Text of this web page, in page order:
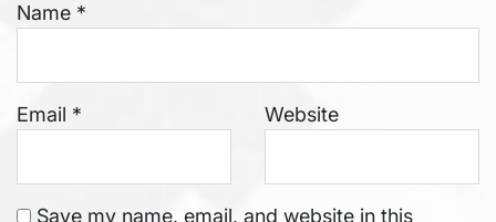
Name *
Email * Website
Save my name, email, and website in this